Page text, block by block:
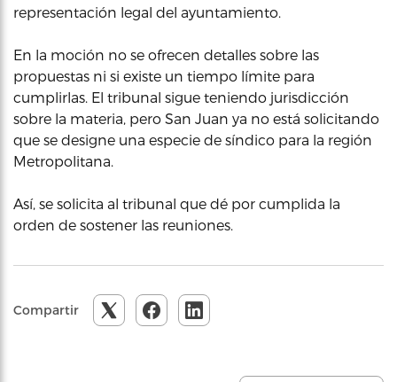
representación legal del ayuntamiento.
En la moción no se ofrecen detalles sobre las
propuestas ni si existe un tiempo límite para
cumplirlas. El tribunal sigue teniendo jurisdicción
sobre la materia, pero San Juan ya no está solicitando
que se designe una especie de síndico para la región
Metropolitana.
Así, se solicita al tribunal que dé por cumplida la
orden de sostener las reuniones.
Compartir